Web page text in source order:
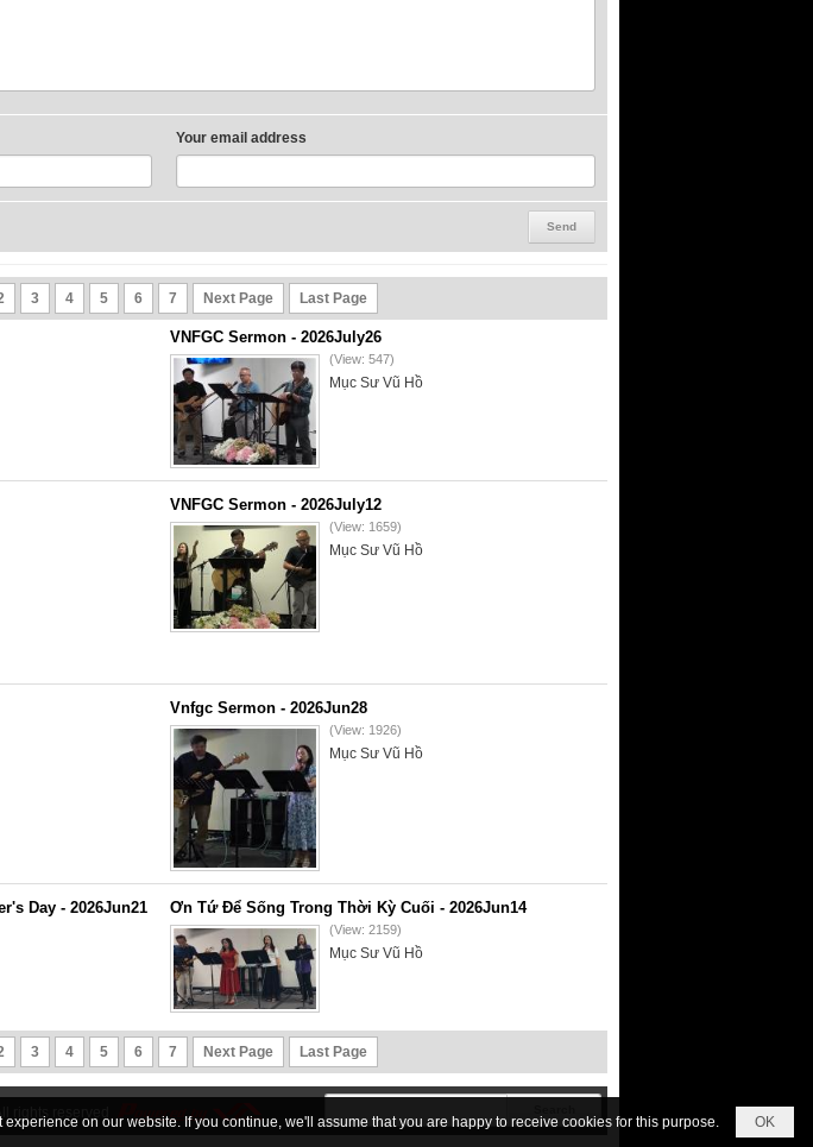
Your email address
3 4 5 6 7 Next Page Last Page
VNFGC Sermon - 2026July26
(View: 547)
Mục Sư Vũ Hồ
VNFGC Sermon - 2026July12
(View: 1659)
Mục Sư Vũ Hồ
Vnfgc Sermon - 2026Jun28
(View: 1926)
Mục Sư Vũ Hồ
Day - 2026Jun21 Ơn Tứ Để Sống Trong Thời Kỳ Cuối - 2026Jun14
(View: 2159)
Mục Sư Vũ Hồ
3 4 5 6 7 Next Page Last Page
rights reserved
OK
on our website. If you continue, we'll assume that you are happy to receive cookies for this purpose.